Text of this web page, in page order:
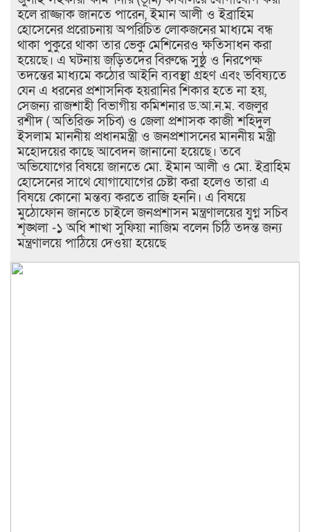
হলে রাজ্জাক জানতে পারেন, ইমান আলী ও ইব্রাহিম
হোসেনের প্ররোচনায় অপরিচিত লোকজনের মাধ্যমে বন্ধ
থাকা পুকুরে থাকা তার ভেকু মেশিনেরও ক্ষতিসাধন করা
হয়েছে।​ এ ঘটনায় জড়িতদের বিরুদ্ধে সুষ্ঠু ও নিরপেক্ষ
তদন্তের মাধ্যমে কঠোর আইনি ব্যবস্থা গ্রহণ এবং ভবিষ্যতে
যেন এ ধরনের প্রশাসনিক হয়রানির শিকার হতে না হয়,
সেজন্য রাজশাহী বিভাগীয় কমিশনার ড.আ.ন.ম. বজলুর
রশীদ ( অতিরিক্ত সচিব) ও জেলা প্রশাসক কাজী শহিদুল
ইসলাম মাননীয় প্রধানমন্ত্রী ও জনপ্রশাসনের মাননীয় মন্ত্রী
মহোদয়ের কাছে আবেদন জানানো হয়েছে।​ তবে
অভিযোগের বিষয়ে জানতে মো. ইমান আলী ও মো. ইব্রাহিম
হোসেনের সাথে যোগাযোগের চেষ্টা করা হলেও তারা এ
বিষয়ে কোনো মন্তব্য করতে রাজি হননি। এ বিষয়ে
মুঠোফোন জানতে চাইলে জনপ্রশাসন মন্ত্রণালয়ের যুগ্ন সচিব
শৃঙ্খলা -১ অধি শাখা সুফিয়া নাজিম বলেন চিঠি তদন্ত জন্য
মন্ত্রণালয়ে পাঠিয়ে দেওয়া হয়েছে ​